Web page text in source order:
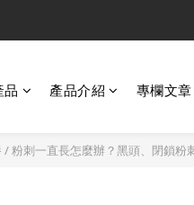
品 產品介紹 專欄文章
/粉刺一直長怎麼辦？黑頭、閉鎖粉